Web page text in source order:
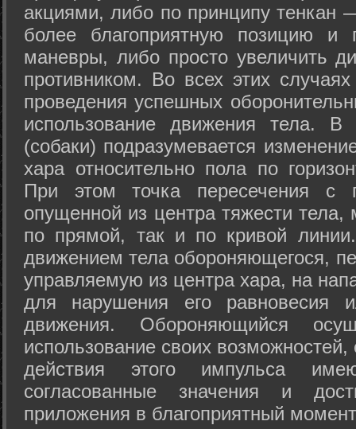
акциями, либо по принципу тенкан
более благоприятную позицию и
маневры, либо просто увеличить
противником. Во всех этих
проведения успешных
использование движения тела.
(собаки) подразумевается
хара относительно пола по
При этом точка пересечения с
опущенной из центра тяжести
по прямой, так и по кривой
движением тела обороняющегося,
управляемую из центра хара, на
для нарушения его равновесия
движения. Обороняющийся
использование своих
действия этого импульса
согласованные значения и
приложения в благоприятный